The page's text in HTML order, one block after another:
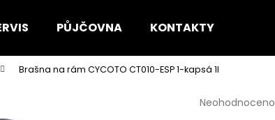
PŮJČOVNA KONTAKTY
Brašna na rám CYCOTO CT010-ESP 1-kapsá 1l
Průměrné
Neohodnoceno
najít?